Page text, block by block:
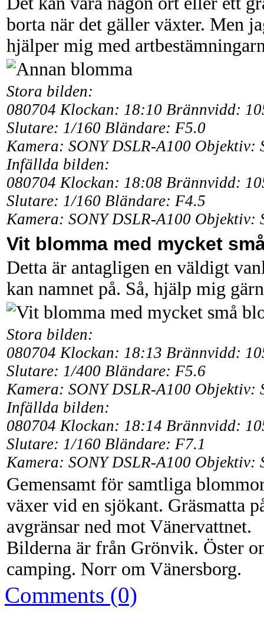
borta när det gäller växter. Men
hjälper mig med
Stora bilden:
080704 Klockan: 18:10 Brännvidd:
Slutare: 1/160 Bländare: F5.0
Kamera: SONY DSLR-A100
Infällda bilden:
080704 Klockan: 18:08 Brännvidd:
Slutare: 1/160 Bländare: F4.5
Kamera: SONY DSLR-A100
Vit blomma med mycket
Detta är antagligen en väldigt
kan namnet på. Så, hjälp mig
Stora bilden:
080704 Klockan: 18:13 Brännvidd:
Slutare: 1/400 Bländare: F5.6
Kamera: SONY DSLR-A100
Infällda bilden:
080704 Klockan: 18:14 Brännvidd:
Slutare: 1/160 Bländare: F7.1
Kamera: SONY DSLR-A100
Gemensamt för samtliga
växer vid en sjökant. Gräsmatta
avgränsar ned mot Vänervattnet.
Bilderna är från Grönvik. Öster
camping. Norr om Vänersborg.
Comments (0)